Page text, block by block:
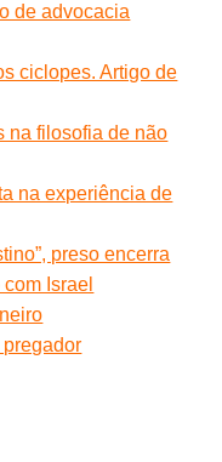
de advocacia
ciclopes. Artigo de
na filosofia de não
na experiência de
preso encerra
Israel